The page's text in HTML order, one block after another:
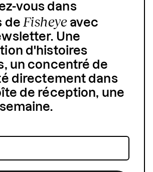
vous dans
deFisheyeavec
Une
d'histoires
un concentré de
directement dans
de réception, une